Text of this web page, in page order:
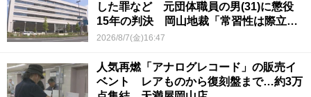
した罪など 元団体職員の男(31)に懲役
15年の判決 岡山地裁「常習性は際立っ
ていて被害結果も非常に重い」
2026/8/7(金)16:47
人気再燃「アナログレコード」の販売イ
ベント レアものから復刻盤まで…約3万